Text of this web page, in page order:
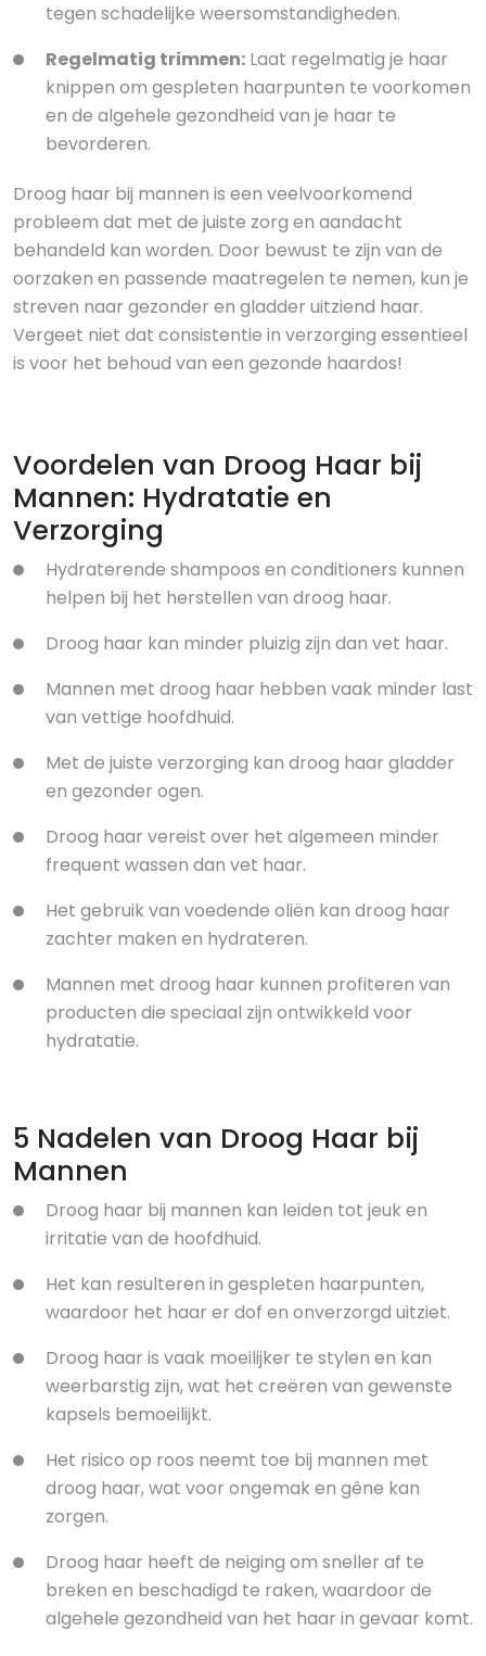
tegen schadelijke weersomstandigheden.
Regelmatig trimmen: Laat regelmatig je haar
knippen om gespleten haarpunten te voorkomen
en de algehele gezondheid van je haar te
bevorderen.
Droog haar bij mannen is een veelvoorkomend
probleem dat met de juiste zorg en aandacht
behandeld kan worden. Door bewust te zijn van de
oorzaken en passende maatregelen te nemen, kun je
streven naar gezonder en gladder uitziend haar.
Vergeet niet dat consistentie in verzorging essentieel
is voor het behoud van een gezonde haardos!
Voordelen van Droog Haar bij
Mannen: Hydratatie en
Verzorging
Hydraterende shampoos en conditioners kunnen
helpen bij het herstellen van droog haar.
Droog haar kan minder pluizig zijn dan vet haar.
Mannen met droog haar hebben vaak minder last
van vettige hoofdhuid.
Met de juiste verzorging kan droog haar gladder
en gezonder ogen.
Droog haar vereist over het algemeen minder
frequent wassen dan vet haar.
Het gebruik van voedende oliën kan droog haar
zachter maken en hydrateren.
Mannen met droog haar kunnen profiteren van
producten die speciaal zijn ontwikkeld voor
hydratatie.
5 Nadelen van Droog Haar bij
Mannen
Droog haar bij mannen kan leiden tot jeuk en
irritatie van de hoofdhuid.
Het kan resulteren in gespleten haarpunten,
waardoor het haar er dof en onverzorgd uitziet.
Droog haar is vaak moeilijker te stylen en kan
weerbarstig zijn, wat het creëren van gewenste
kapsels bemoeilijkt.
Het risico op roos neemt toe bij mannen met
droog haar, wat voor ongemak en gêne kan
zorgen.
Droog haar heeft de neiging om sneller af te
breken en beschadigd te raken, waardoor de
algehele gezondheid van het haar in gevaar komt.